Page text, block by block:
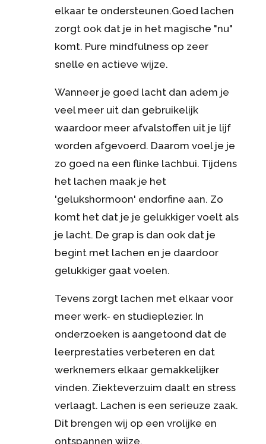
elkaar te ondersteunen.Goed lachen
zorgt ook dat je in het magische "nu"
komt. Pure mindfulness op zeer
snelle en actieve wijze.
Wanneer je goed lacht dan adem je
veel meer uit dan gebruikelijk
waardoor meer afvalstoffen uit je lijf
worden afgevoerd. Daarom voel je je
zo goed na een flinke lachbui. Tijdens
het lachen maak je het
'gelukshormoon' endorfine aan. Zo
komt het dat je je gelukkiger voelt als
je lacht. De grap is dan ook dat je
begint met lachen en je daardoor
gelukkiger gaat voelen.
Tevens zorgt lachen met elkaar voor
meer werk- en studieplezier. In
onderzoeken is aangetoond dat de
leerprestaties verbeteren en dat
werknemers elkaar gemakkelijker
vinden. Ziekteverzuim daalt en stress
verlaagt. Lachen is een serieuze zaak.
Dit brengen wij op een vrolijke en
ontspannen wijze.